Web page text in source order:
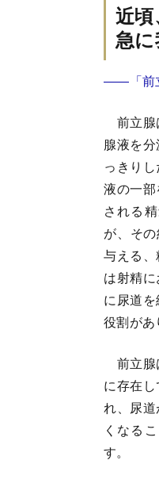
近
急
――「前
前立腺
腺液を
っきり
液の一
される
が、そ
与える
は射精
に尿道
役割があ
前立腺
に存在
れ、尿
くなる
す。